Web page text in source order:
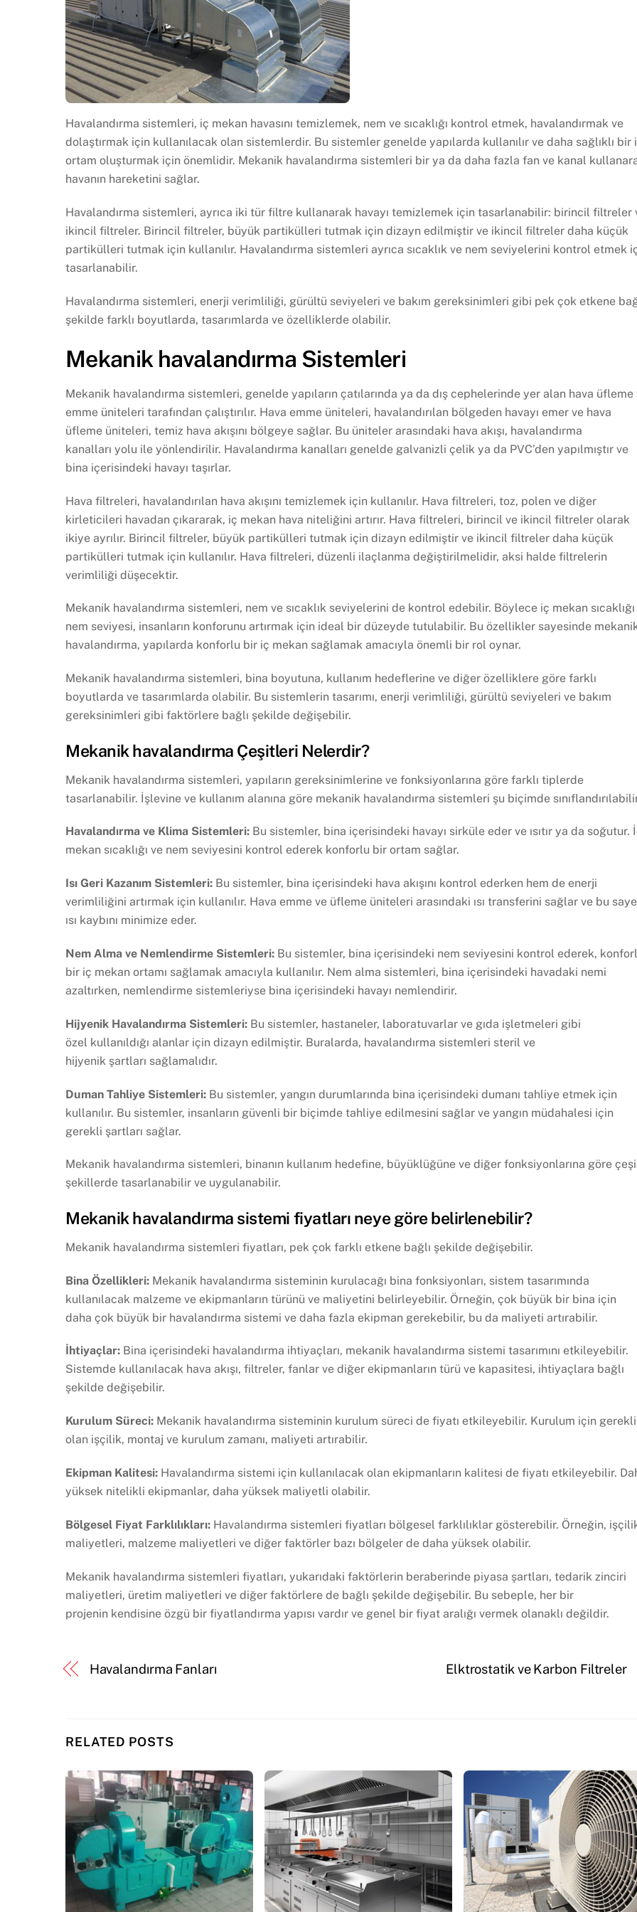
Havalandırma sistemleri, iç mekan havasını temizlemek, nem ve sıcaklığı kontrol etmek, havalandırmak ve
dolaştırmak için kullanılacak olan sistemlerdir. Bu sistemler genelde yapılarda kullanılır ve daha sağlıklı bir
ortam oluşturmak için önemlidir. Mekanik havalandırma sistemleri bir ya da daha fazla fan ve kanal
havanın hareketini sağlar.
Havalandırma sistemleri, ayrıca iki tür filtre kullanarak havayı temizlemek için tasarlanabilir: birincil filtreler
ikincil filtreler. Birincil filtreler, büyük partikülleri tutmak için dizayn edilmiştir ve ikincil filtreler daha küçük
partikülleri tutmak için kullanılır. Havalandırma sistemleri ayrıca sıcaklık ve nem seviyelerini kontrol etmek
tasarlanabilir.
Havalandırma sistemleri, enerji verimliliği, gürültü seviyeleri ve bakım gereksinimleri gibi pek çok etkene
şekilde farklı boyutlarda, tasarımlarda ve özelliklerde olabilir.
Mekanik havalandırma Sistemleri
Mekanik havalandırma sistemleri, genelde yapıların çatılarında ya da dış cephelerinde yer alan hava üfleme
emme üniteleri tarafından çalıştırılır. Hava emme üniteleri, havalandırılan bölgeden havayı emer ve hava
üfleme üniteleri, temiz hava akışını bölgeye sağlar. Bu üniteler arasındaki hava akışı, havalandırma
kanalları yolu ile yönlendirilir. Havalandırma kanalları genelde galvanizli çelik ya da PVC’den yapılmıştır ve
bina içerisindeki havayı taşırlar.
Hava filtreleri, havalandırılan hava akışını temizlemek için kullanılır. Hava filtreleri, toz, polen ve diğer
kirleticileri havadan çıkararak, iç mekan hava niteliğini artırır. Hava filtreleri, birincil ve ikincil filtreler olarak
ikiye ayrılır. Birincil filtreler, büyük partikülleri tutmak için dizayn edilmiştir ve ikincil filtreler daha küçük
partikülleri tutmak için kullanılır. Hava filtreleri, düzenli ilaçlanma değiştirilmelidir, aksi halde filtrelerin
verimliliği düşecektir.
Mekanik havalandırma sistemleri, nem ve sıcaklık seviyelerini de kontrol edebilir. Böylece iç mekan sıcaklığı
nem seviyesi, insanların konforunu artırmak için ideal bir düzeyde tutulabilir. Bu özellikler sayesinde
havalandırma, yapılarda konforlu bir iç mekan sağlamak amacıyla önemli bir rol oynar.
Mekanik havalandırma sistemleri, bina boyutuna, kullanım hedeflerine ve diğer özelliklere göre farklı
boyutlarda ve tasarımlarda olabilir. Bu sistemlerin tasarımı, enerji verimliliği, gürültü seviyeleri ve bakım
gereksinimleri gibi faktörlere bağlı şekilde değişebilir.
Mekanik havalandırma Çeşitleri Nelerdir?
Mekanik havalandırma sistemleri, yapıların gereksinimlerine ve fonksiyonlarına göre farklı tiplerde
tasarlanabilir. İşlevine ve kullanım alanına göre mekanik havalandırma sistemleri şu biçimde
Havalandırma ve Klima Sistemleri: Bu sistemler, bina içerisindeki havayı sirküle eder ve ısıtır ya da soğutur.
mekan sıcaklığı ve nem seviyesini kontrol ederek konforlu bir ortam sağlar.
Isı Geri Kazanım Sistemleri: Bu sistemler, bina içerisindeki hava akışını kontrol ederken hem de enerji
verimliliğini artırmak için kullanılır. Hava emme ve üfleme üniteleri arasındaki ısı transferini sağlar ve bu
ısı kaybını minimize eder.
Nem Alma ve Nemlendirme Sistemleri: Bu sistemler, bina içerisindeki nem seviyesini kontrol ederek,
bir iç mekan ortamı sağlamak amacıyla kullanılır. Nem alma sistemleri, bina içerisindeki havadaki nemi
azaltırken, nemlendirme sistemleriyse bina içerisindeki havayı nemlendirir.
Hijyenik Havalandırma Sistemleri: Bu sistemler, hastaneler, laboratuvarlar ve gıda işletmeleri gibi
özel kullanıldığı alanlar için dizayn edilmiştir. Buralarda, havalandırma sistemleri steril ve
hijyenik şartları sağlamalıdır.
Duman Tahliye Sistemleri: Bu sistemler, yangın durumlarında bina içerisindeki dumanı tahliye etmek için
kullanılır. Bu sistemler, insanların güvenli bir biçimde tahliye edilmesini sağlar ve yangın müdahalesi için
gerekli şartları sağlar.
Mekanik havalandırma sistemleri, binanın kullanım hedefine, büyüklüğüne ve diğer fonksiyonlarına göre
şekillerde tasarlanabilir ve uygulanabilir.
Mekanik havalandırma sistemi fiyatları neye göre belirlenebilir?
Mekanik havalandırma sistemleri fiyatları, pek çok farklı etkene bağlı şekilde değişebilir.
Bina Özellikleri: Mekanik havalandırma sisteminin kurulacağı bina fonksiyonları, sistem tasarımında
kullanılacak malzeme ve ekipmanların türünü ve maliyetini belirleyebilir. Örneğin, çok büyük bir bina için
daha çok büyük bir havalandırma sistemi ve daha fazla ekipman gerekebilir, bu da maliyeti artırabilir.
İhtiyaçlar: Bina içerisindeki havalandırma ihtiyaçları, mekanik havalandırma sistemi tasarımını etkileyebilir.
Sistemde kullanılacak hava akışı, filtreler, fanlar ve diğer ekipmanların türü ve kapasitesi, ihtiyaçlara bağlı
şekilde değişebilir.
Kurulum Süreci: Mekanik havalandırma sisteminin kurulum süreci de fiyatı etkileyebilir. Kurulum için gerekli
olan işçilik, montaj ve kurulum zamanı, maliyeti artırabilir.
Ekipman Kalitesi: Havalandırma sistemi için kullanılacak olan ekipmanların kalitesi de fiyatı etkileyebilir.
yüksek nitelikli ekipmanlar, daha yüksek maliyetli olabilir.
Bölgesel Fiyat Farklılıkları: Havalandırma sistemleri fiyatları bölgesel farklılıklar gösterebilir. Örneğin,
maliyetleri, malzeme maliyetleri ve diğer faktörler bazı bölgeler de daha yüksek olabilir.
Mekanik havalandırma sistemleri fiyatları, yukarıdaki faktörlerin beraberinde piyasa şartları, tedarik zinciri
maliyetleri, üretim maliyetleri ve diğer faktörlere de bağlı şekilde değişebilir. Bu sebeple, her bir
projenin kendisine özgü bir fiyatlandırma yapısı vardır ve genel bir fiyat aralığı vermek olanaklı değildir.
Havalandırma Fanları Elktrostatik ve Karbon Filtreler
RELATED POSTS